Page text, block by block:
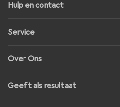
Hulp en contact
Service
Over Ons
Geeft als resultaat